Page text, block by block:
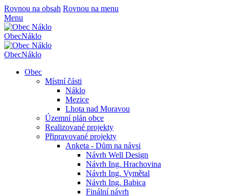
Rovnou na obsah Rovnou na menu
Menu
ObecNáklo
ObecNáklo
Obec
Místní části
Náklo
Mezice
Lhota nad Moravou
Územní plán obce
Realizované projekty
Připravované projekty
Anketa - Dům na návsi
Návrh Well Design
Návrh Ing. Hrachovina
Návrh Ing. Vymětal
Návrh Ing. Babica
Finální návrh